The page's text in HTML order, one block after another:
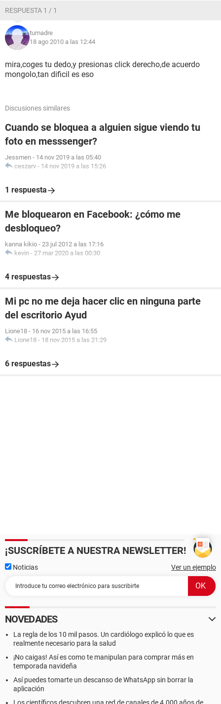
RESPUESTA 1 / 1
tumadre
18 ago 2010 a las 12:44
mira,coges tu dedo,y presionas click derecho,de acuerdo
mongolo,tan dificil es eso
Discusiones similares
Cuando se bloquea a alguien sigue viendo tu
foto en messsenger?
Jessmen - 14 nov 2019 a las 05:40
ceszarv - 14 nov 2019 a las 15:26
1 respuesta
Me bloquearon en Facebook: ¿cómo me
desbloqueo?
kanna kikio - 23 jul 2012 a las 17:16
kevin - 27 mar 2020 a las 00:30
4 respuestas
Mi pc no me deja hacer clic en ninguna parte
del escritorio Ayud
Lione18 - 16 nov 2015 a las 16:55
Lione18 - 18 nov 2015 a las 21:29
6 respuestas
¡SUSCRÍBETE A NUESTRA NEWSLETTER!
Noticias Ver un ejemplo
NOVEDADES
La regla de los 10 mil pasos. Un cardiólogo explicó lo que es
realmente necesario para la salud
¡No caigas! Así es como te manipulan para comprar más en
temporada navideña
Así puedes tomarte un descanso de WhatsApp sin borrar la
aplicación